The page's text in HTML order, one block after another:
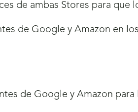
de ambas Stores para que
de Google y Amazon en
de Google y Amazon